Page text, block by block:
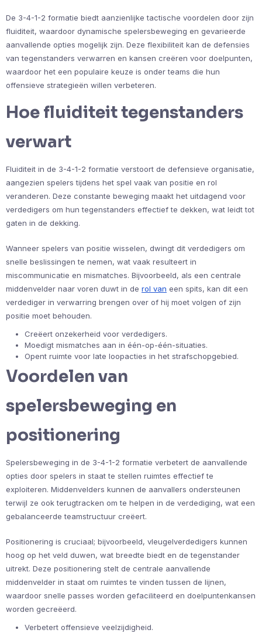
De 3-4-1-2 formatie biedt aanzienlijke tactische voordelen door zijn
fluiditeit, waardoor dynamische spelersbeweging en gevarieerde
aanvallende opties mogelijk zijn. Deze flexibiliteit kan de defensies
van tegenstanders verwarren en kansen creëren voor doelpunten,
waardoor het een populaire keuze is onder teams die hun
offensieve strategieën willen verbeteren.
Hoe fluiditeit tegenstanders
verwart
Fluiditeit in de 3-4-1-2 formatie verstoort de defensieve organisatie,
aangezien spelers tijdens het spel vaak van positie en rol
veranderen. Deze constante beweging maakt het uitdagend voor
verdedigers om hun tegenstanders effectief te dekken, wat leidt tot
gaten in de dekking.
Wanneer spelers van positie wisselen, dwingt dit verdedigers om
snelle beslissingen te nemen, wat vaak resulteert in
miscommunicatie en mismatches. Bijvoorbeeld, als een centrale
middenvelder naar voren duwt in de rol van een spits, kan dit een
verdediger in verwarring brengen over of hij moet volgen of zijn
positie moet behouden.
Creëert onzekerheid voor verdedigers.
Moedigt mismatches aan in één-op-één-situaties.
Opent ruimte voor late loopacties in het strafschopgebied.
Voordelen van
spelersbeweging en
positionering
Spelersbeweging in de 3-4-1-2 formatie verbetert de aanvallende
opties door spelers in staat te stellen ruimtes effectief te
exploiteren. Middenvelders kunnen de aanvallers ondersteunen
terwijl ze ook terugtracken om te helpen in de verdediging, wat een
gebalanceerde teamstructuur creëert.
Positionering is cruciaal; bijvoorbeeld, vleugelverdedigers kunnen
hoog op het veld duwen, wat breedte biedt en de tegenstander
uitrekt. Deze positionering stelt de centrale aanvallende
middenvelder in staat om ruimtes te vinden tussen de lijnen,
waardoor snelle passes worden gefaciliteerd en doelpuntenkansen
worden gecreëerd.
Verbetert offensieve veelzijdigheid.